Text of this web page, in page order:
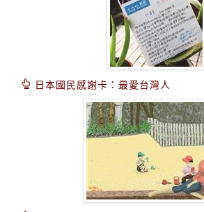
日本國民感謝卡：最愛台灣人